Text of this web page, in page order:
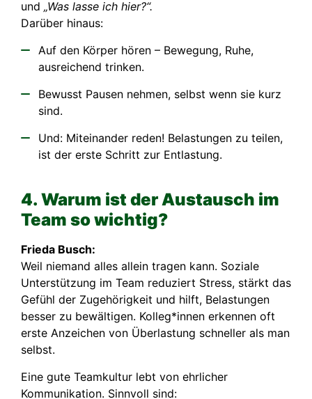
und „Was lasse ich hier?“.
Darüber hinaus:
Auf den Körper hören – Bewegung, Ruhe,
ausreichend trinken.
Bewusst Pausen nehmen, selbst wenn sie kurz
sind.
Und: Miteinander reden! Belastungen zu teilen,
ist der erste Schritt zur Entlastung.
4. Warum ist der Austausch im
Team so wichtig?
Frieda Busch:
Weil niemand alles allein tragen kann. Soziale
Unterstützung im Team reduziert Stress, stärkt das
Gefühl der Zugehörigkeit und hilft, Belastungen
besser zu bewältigen. Kolleg*innen erkennen oft
erste Anzeichen von Überlastung schneller als man
selbst.
Eine gute Teamkultur lebt von ehrlicher
Kommunikation. Sinnvoll sind: